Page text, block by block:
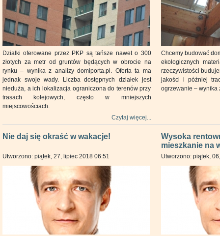
Działki oferowane przez PKP są tańsze nawet o 300
złotych za metr od gruntów będących w obrocie na
rynku – wynika z analizy domiporta.pl. Oferta ta ma
jednak swoje wady. Liczba dostępnych działek jest
nieduża, a ich lokalizacja ograniczona do terenów przy
trasach kolejowych, często w mniejszych
miejscowościach.
Czytaj więcej...
Chcemy budować
ekologicznych
rzeczywistości
jakości i później
ogrzewanie – wynika
Nie daj się okraść w wakacje!
Utworzono: piątek, 27, lipiec 2018 06:51
Wysoka
mieszkanie na
Utworzono: piątek,